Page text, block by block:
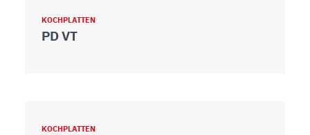
KOCHPLATTEN
PD VT
KOCHPLATTEN